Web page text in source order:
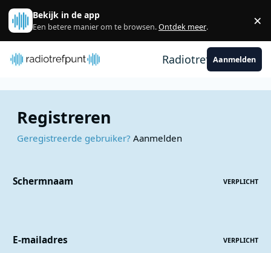
Spring naar bijdragen
Bekijk in de app
Een betere manier om te browsen.Ontdek meer. ×
RadiotrefpuntAanmelden
Registreren
Geregistreerde gebruiker? Aanmelden
Schermnaam VERPLICHT
E-mailadres VERPLICHT